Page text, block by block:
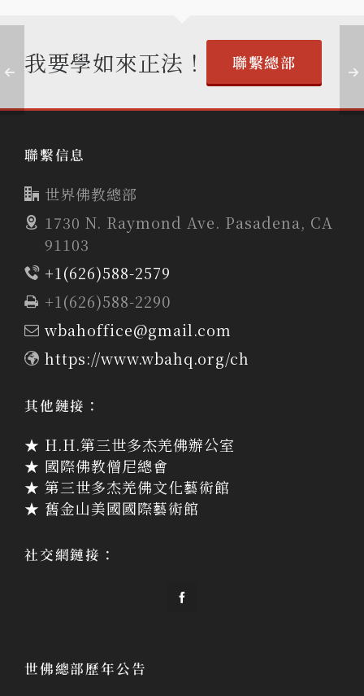
我要學如來正法！ 聯繫總部
聯繫信息
世界佛教總部
1730 N. Raymond Ave. Pasadena, CA
91103
+1(626)588-2579
+1(626)588-2290
wbahoffice@gmail.com
https://www.wbahq.org/ch
其他鏈接：
★ H.H.第三世多杰羌佛辦公室
★ 國際佛教僧尼總會
★ 第三世多杰羌佛文化藝術館
★ 舊金山美國國際藝術館
社交網鏈接：
世佛總部歷年公告